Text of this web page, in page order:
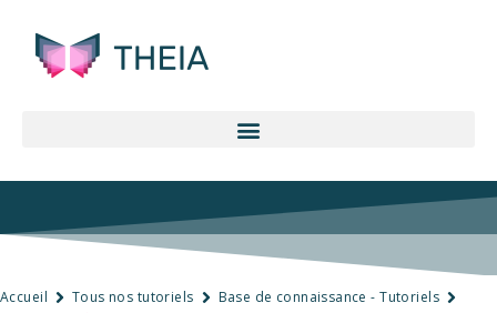
Accueil Tous nos tutoriels
Base de connaissance - Tutoriels